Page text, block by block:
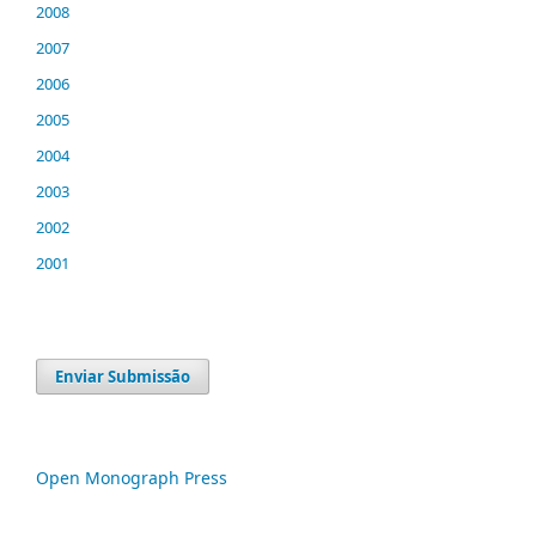
2008
2007
2006
2005
2004
2003
2002
2001
Enviar Submissão
Open Monograph Press